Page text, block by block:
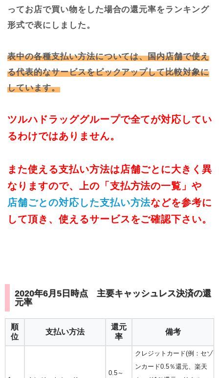
ってお店で買い物をした場合の還元率をランキング
形式で表にしました。
表中の各種支払い方法については、国内店舗で使え
る代表的なサービスをピックアップして比較対象に
しています。
ツルハドラッググループで全てが対応してい
るわけではありません。
また使える支払い方法は店舗ごとに大きく異
なりますので、上の「支払方法の一覧」や
店舗ごとの対応した支払い方法などを参考に
して頂き、使えるサービスをご確認下さい。
2020年6月5日時点 主要キャッシュレス決済の還
元率
順
位
支払い方法
還元
率
備考
0.5～
クレジットカード(例：セゾ
ンカード0.5％還元、楽天